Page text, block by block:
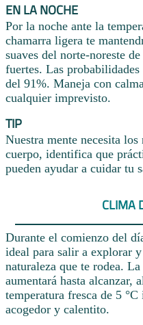
EN LA NOCHE
Por la noche ante la
chamarra ligera te
suaves del norte-noreste
fuertes. Las
del 91%. Maneja con
cualquier imprevisto.
TIP
Nuestra mente necesita
cuerpo, identifica que
pueden ayudar a cuidar tu
CLIMA
Durante el comienzo del
ideal para salir a explorar
naturaleza que te rodea.
aumentará hasta alcanzar,
temperatura fresca de 5
acogedor y calentito.